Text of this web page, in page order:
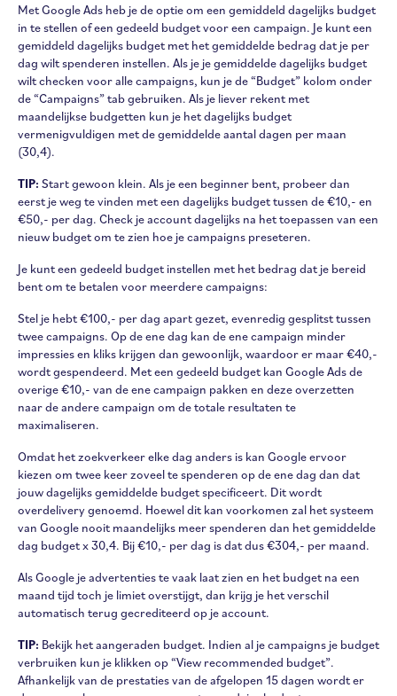
Met Google Ads heb je de optie om een gemiddeld dagelijks budget
in te stellen of een gedeeld budget voor een campaign. Je kunt een
gemiddeld dagelijks budget met het gemiddelde bedrag dat je per
dag wilt spenderen instellen. Als je je gemiddelde dagelijks budget
wilt checken voor alle campaigns, kun je de “Budget” kolom onder
de “Campaigns” tab gebruiken. Als je liever rekent met
maandelijkse budgetten kun je het dagelijks budget
vermenigvuldigen met de gemiddelde aantal dagen per maan
(30,4).
TIP: Start gewoon klein. Als je een beginner bent, probeer dan
eerst je weg te vinden met een dagelijks budget tussen de €10,- en
€50,- per dag. Check je account dagelijks na het toepassen van een
nieuw budget om te zien hoe je campaigns preseteren.
Je kunt een gedeeld budget instellen met het bedrag dat je bereid
bent om te betalen voor meerdere campaigns:
Stel je hebt €100,- per dag apart gezet, evenredig gesplitst tussen
twee campaigns. Op de ene dag kan de ene campaign minder
impressies en kliks krijgen dan gewoonlijk, waardoor er maar €40,-
wordt gespendeerd. Met een gedeeld budget kan Google Ads de
overige €10,- van de ene campaign pakken en deze overzetten
naar de andere campaign om de totale resultaten te
maximaliseren.
Omdat het zoekverkeer elke dag anders is kan Google ervoor
kiezen om twee keer zoveel te spenderen op de ene dag dan dat
jouw dagelijks gemiddelde budget specificeert. Dit wordt
overdelivery genoemd. Hoewel dit kan voorkomen zal het systeem
van Google nooit maandelijks meer spenderen dan het gemiddelde
dag budget x 30,4. Bij €10,- per dag is dat dus €304,- per maand.
Als Google je advertenties te vaak laat zien en het budget na een
maand tijd toch je limiet overstijgt, dan krijg je het verschil
automatisch terug gecrediteerd op je account.
TIP: Bekijk het aangeraden budget. Indien al je campaigns je budget
verbruiken kun je klikken op “View recommended budget”.
Afhankelijk van de prestaties van de afgelopen 15 dagen wordt er